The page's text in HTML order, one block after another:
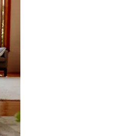
y deslizando la pantalla.